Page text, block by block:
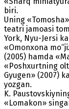
biri.
Uning «Tomosha»
teatri jamoasi
York, Nyu-Jersi
«Omonxona
(2005) hamda
«Poshxurtning
Gyugen» (2007)
yozgan.
K.
«Lomakon»